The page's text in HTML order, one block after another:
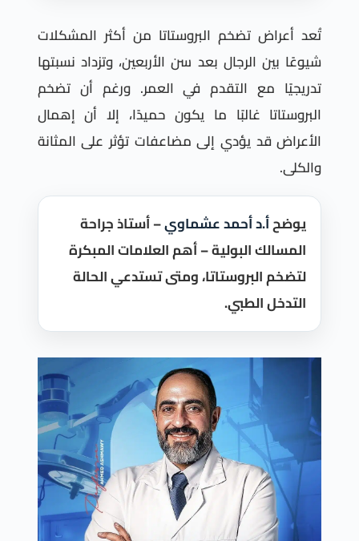
تُعد أعراض تضخم البروستاتا من أكثر المشكلات
شيوعًا بين الرجال بعد سن الأربعين، وتزداد نسبتها
تدريجيًا مع التقدم في العمر. ورغم أن تضخم
البروستاتا غالبًا ما يكون حميدًا، إلا أن إهمال
الأعراض قد يؤدي إلى مضاعفات تؤثر على المثانة
والكلى.
يوضحأ.د أحمد عشماوي– أستاذ جراحة
المسالك البولية – أهم العلامات المبكرة
لتضخم البروستاتا، ومتى تستدعي الحالة
التدخل الطبي.